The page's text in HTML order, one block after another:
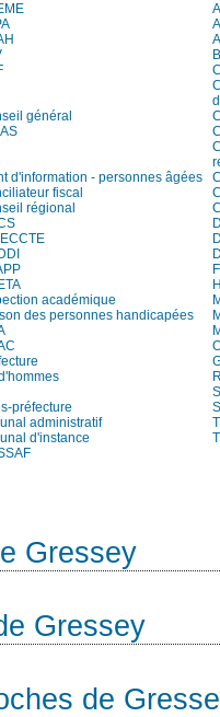
général
d'information - personnes âgées
fiscal
régional
académique
des personnes handicapées
préfecture
administratif
d'instance
Gressey
Gressey
de